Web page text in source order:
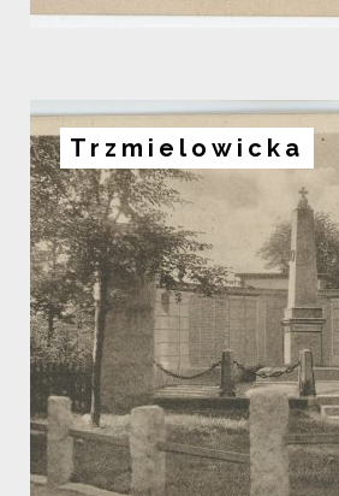
Trzmielowicka